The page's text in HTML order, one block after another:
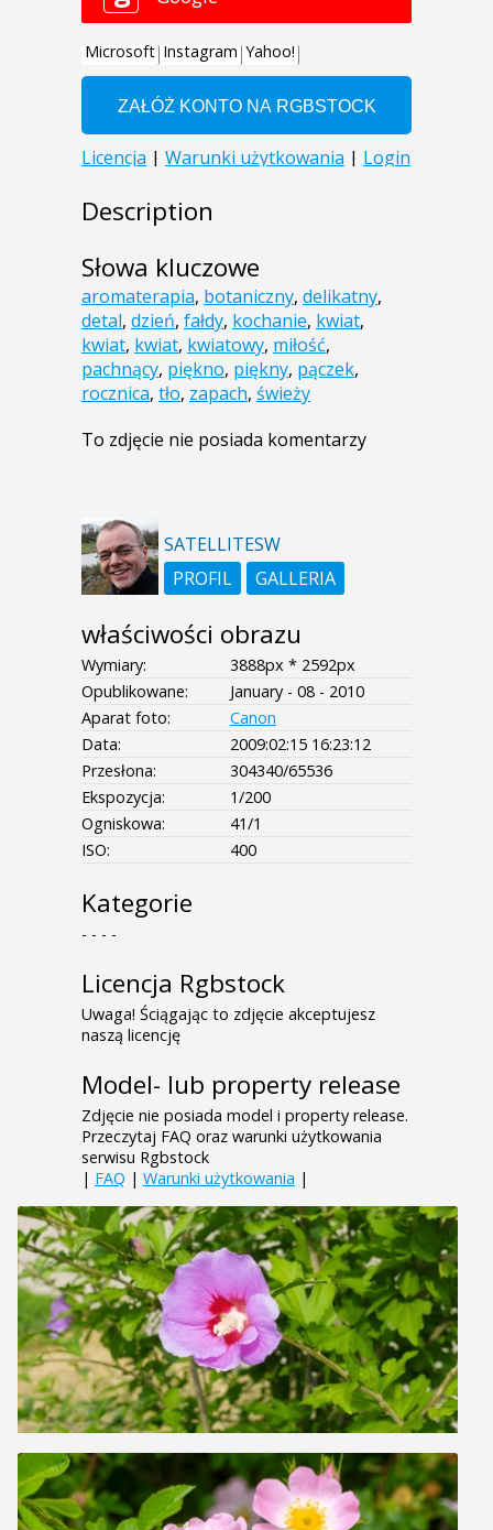
Description
Słowa kluczowe
aromaterapia, botaniczny, delikatny,
detal, dzień, fałdy, kochanie, kwiat,
kwiat, kwiat, kwiatowy, miłość,
pachnący, piękno, piękny, pączek,
rocznica, tło, zapach, świeży
To zdjęcie nie posiada komentarzy
SATELLITESW
PROFIL
GALLERIA
właściwości obrazu
Wymiary:
3888px * 2592px
Opublikowane:
January - 08 - 2010
Aparat foto:
Canon
Data:
2009:02:15 16:23:12
Przesłona:
304340/65536
Ekspozycja:
1/200
Ogniskowa:
41/1
ISO:
400
Kategorie
- - - -
Licencja Rgbstock
Uwaga! Ściągając to zdjęcie akceptujesz
naszą licencję
Model- lub property release
Zdjęcie nie posiada model i property release.
Przeczytaj FAQ oraz warunki użytkowania
serwisu Rgbstock
| FAQ | Warunki użytkowania |